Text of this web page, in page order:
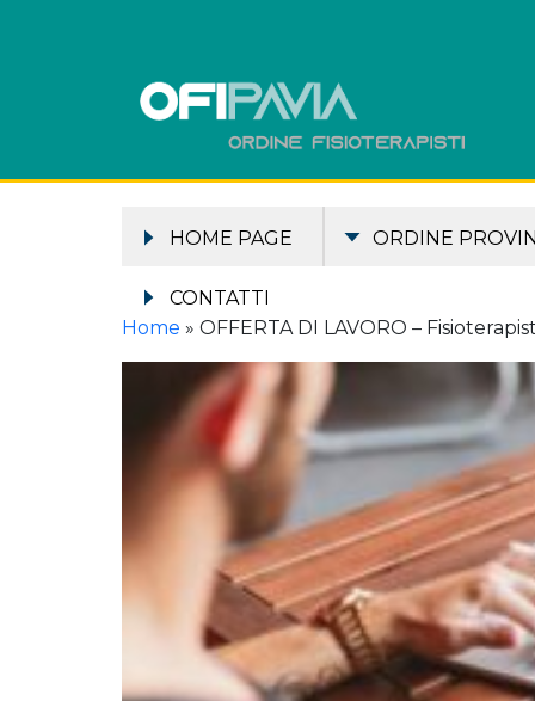
HOME PAGE ORDINE
CONTATTI
Home » OFFERTA DI LAVORO –